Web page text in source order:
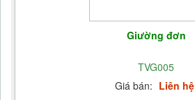
Giường đơn
TVG005
Giá bán: Liên hệ